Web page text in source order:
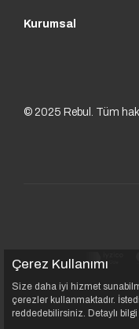
Kurumsal
© 2025 Rebul. Tüm
Çerez Kullanımı
Size daha iyi hizmet
çerezler kullanmaktadır.
reddedebilirsiniz. Detaylı bilgi